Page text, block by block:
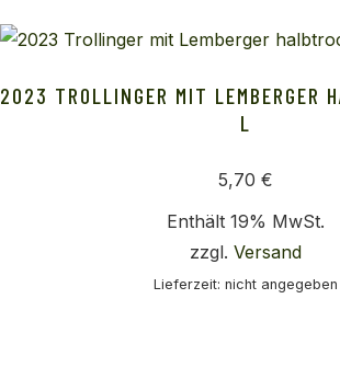
2023 TROLLINGER MIT LEMBERGER
L
5,70 €
Enthält 19% MwSt.
zzgl. Versand
Lieferzeit: nicht angegeben